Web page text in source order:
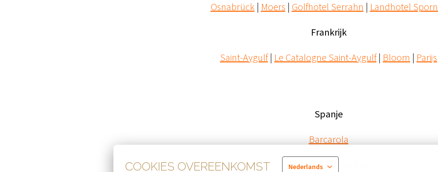
COOKIES OVEREENKOMST Nederlands
Osnabrück | Moers | Golfhotel Serrahn | Landhotel
Frankrijk
Saint-Aygulf | Le Catalogne Saint-Aygulf | Bloom | Parijs
Spanje
Barcarola
Nederlandse Antillen